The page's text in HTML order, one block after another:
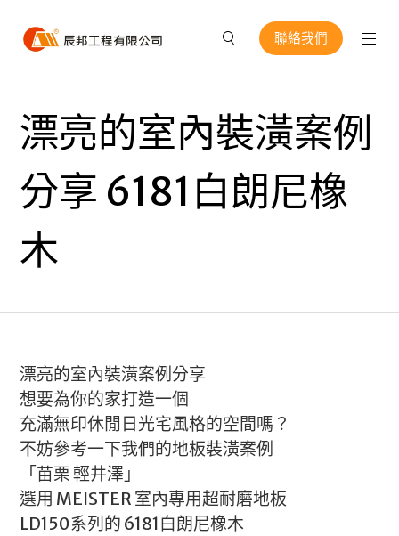
聯絡我們
漂亮的室內裝潢案例
分享 6181白朗尼橡
木
漂亮的室內裝潢案例分享
想要為你的家打造一個
充滿無印休閒日光宅風格的空間嗎？
不妨參考一下我們的地板裝潢案例
「苗栗 輕井澤」
選用 MEISTER 室內專用超耐磨地板
LD150系列的 6181白朗尼橡木